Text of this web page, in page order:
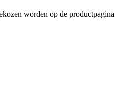
worden op de productpagina